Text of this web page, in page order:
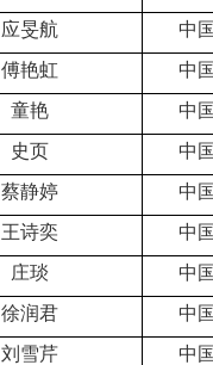
应旻航
中
傅艳虹
中
童艳
中
史页
中
蔡静婷
中
王诗奕
中
庄琰
中
徐润君
中
刘雪芹
中